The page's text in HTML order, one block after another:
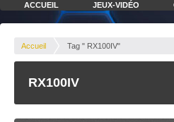
ACCUEIL JEUX-VIDÉO
Accueil Tag " RX100IV"
RX100IV